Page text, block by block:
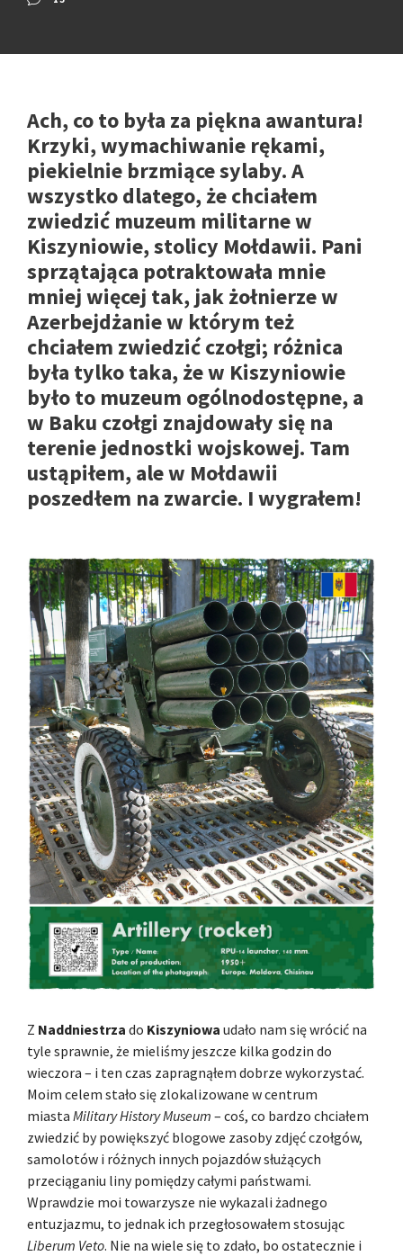
Ach, co to była za piękna awantura!
Krzyki, wymachiwanie rękami,
piekielnie brzmiące sylaby. A
wszystko dlatego, że chciałem
zwiedzić muzeum militarne w
Kiszyniowie, stolicy Mołdawii. Pani
sprzątająca potraktowała mnie
mniej więcej tak, jak żołnierze w
Azerbejdżanie w którym też
chciałem zwiedzić czołgi; różnica
była tylko taka, że w Kiszyniowie
było to muzeum ogólnodostępne, a
w Baku czołgi znajdowały się na
terenie jednostki wojskowej. Tam
ustąpiłem, ale w Mołdawii
poszedłem na zwarcie. I wygrałem!
Z Naddniestrza do Kiszyniowa udało nam się wrócić na
tyle sprawnie, że mieliśmy jeszcze kilka godzin do
wieczora – i ten czas zapragnąłem dobrze wykorzystać.
Moim celem stało się zlokalizowane w centrum
miasta Military History Museum – coś, co bardzo chciałem
zwiedzić by powiększyć blogowe zasoby zdjęć czołgów,
samolotów i różnych innych pojazdów służących
przeciąganiu liny pomiędzy całymi państwami.
Wprawdzie moi towarzysze nie wykazali żadnego
entuzjazmu, to jednak ich przegłosowałem stosując
Liberum Veto. Nie na wiele się to zdało, bo ostatecznie i